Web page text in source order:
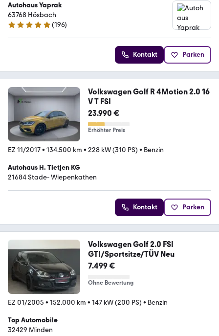
Autohaus Yaprak
63768 Hösbach
4.8 Sterne
(196)
Kontakt Parken
Volkswagen Golf R 4Motion 2.0 16
V T FSI
23.990 €
Erhöhter Preis
EZ 11/2017• 134.500 km • 228 kW (310 PS) • Benzin
Autohaus H. Tietjen KG
21684 Stade- Wiepenkathen
Kontakt Parken
Volkswagen Golf 2.0 FSI
GTI/Sportsitze/TÜV Neu
7.499 €
Ohne Bewertung
EZ 01/2005 • 152.000 km • 147 kW (200 PS) • Benzin
Top Automobile
32429 Minden